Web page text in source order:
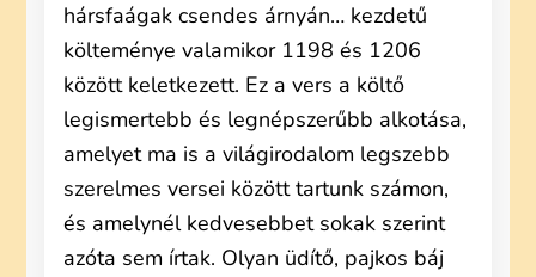
hársfaágak csendes árnyán… kezdetű
költeménye valamikor 1198 és 1206
között keletkezett. Ez a vers a költő
legismertebb és legnépszerűbb alkotása,
amelyet ma is a világirodalom legszebb
szerelmes versei között tartunk számon,
és amelynél kedvesebbet sokak szerint
azóta sem írtak. Olyan üdítő, pajkos báj